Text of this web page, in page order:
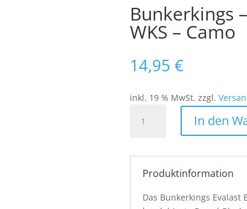
Bunkerkings
WKS – Camo
14,95 €
inkl. 19 % MwSt. zzgl.
WKS
In den
Produktinformation
Das Bunkerkings